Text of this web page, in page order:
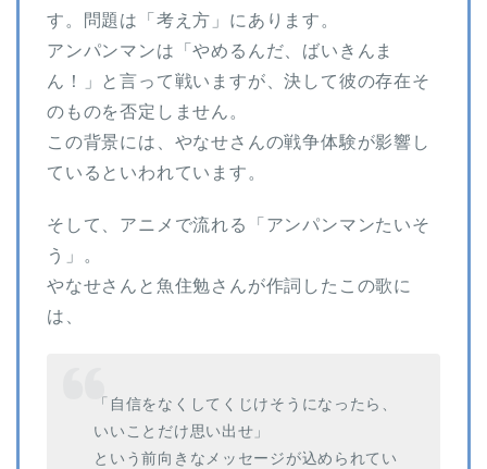
す。問題は「考え方」にあります。
アンパンマンは「やめるんだ、ばいきんま
ん！」と言って戦いますが、決して彼の存在そ
のものを否定しません。
この背景には、やなせさんの戦争体験が影響し
ているといわれています。
そして、アニメで流れる「アンパンマンたいそ
う」。
やなせさんと魚住勉さんが作詞したこの歌に
は、
「自信をなくしてくじけそうになったら、
いいことだけ思い出せ」
という前向きなメッセージが込められてい